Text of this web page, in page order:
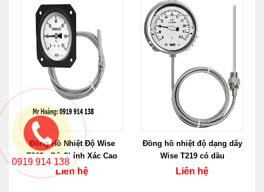
Đồng Hồ Nhiệt Độ Wise
T263 - Độ Chính Xác Cao
Liên hệ
Đồng hồ nhiệt độ dạng dây
Wise T219 có dầu
Liên hệ
0919 914 138